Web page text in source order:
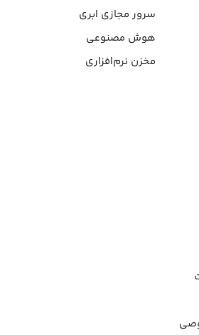
سرور مجازی ابری
هوش مصنوعی
مخزن نرم‌افزاری